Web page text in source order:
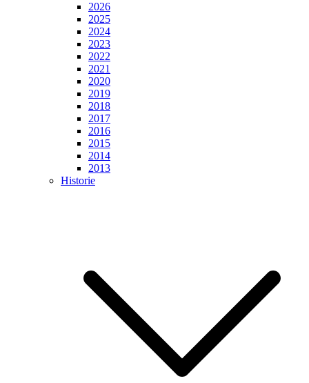
2026
2025
2024
2023
2022
2021
2020
2019
2018
2017
2016
2015
2014
2013
Historie